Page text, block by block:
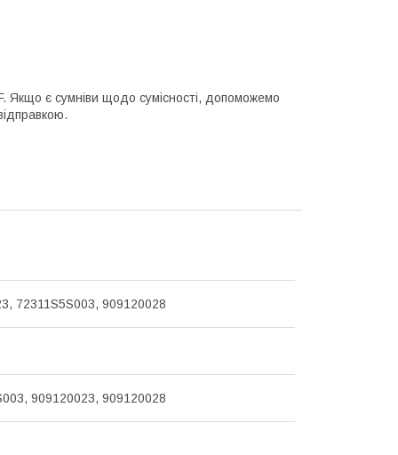
Якщо є сумніви щодо сумісності, допоможемо
72311S5S003, 909120028
909120023, 909120028